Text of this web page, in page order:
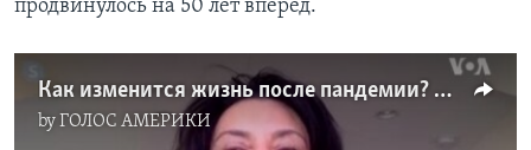
продвинулось на 50 лет вперед.
Как изменится жизнь после пандемии? Интервью с преподавателем Джорджтаунского Университета Эми Залман
byГОЛОС АМЕРИКИ